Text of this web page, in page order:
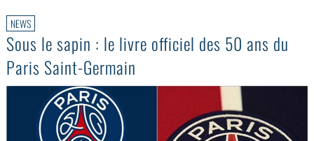
NEWS
Sous le sapin : le livre officiel des 50 ans du
Paris Saint-Germain